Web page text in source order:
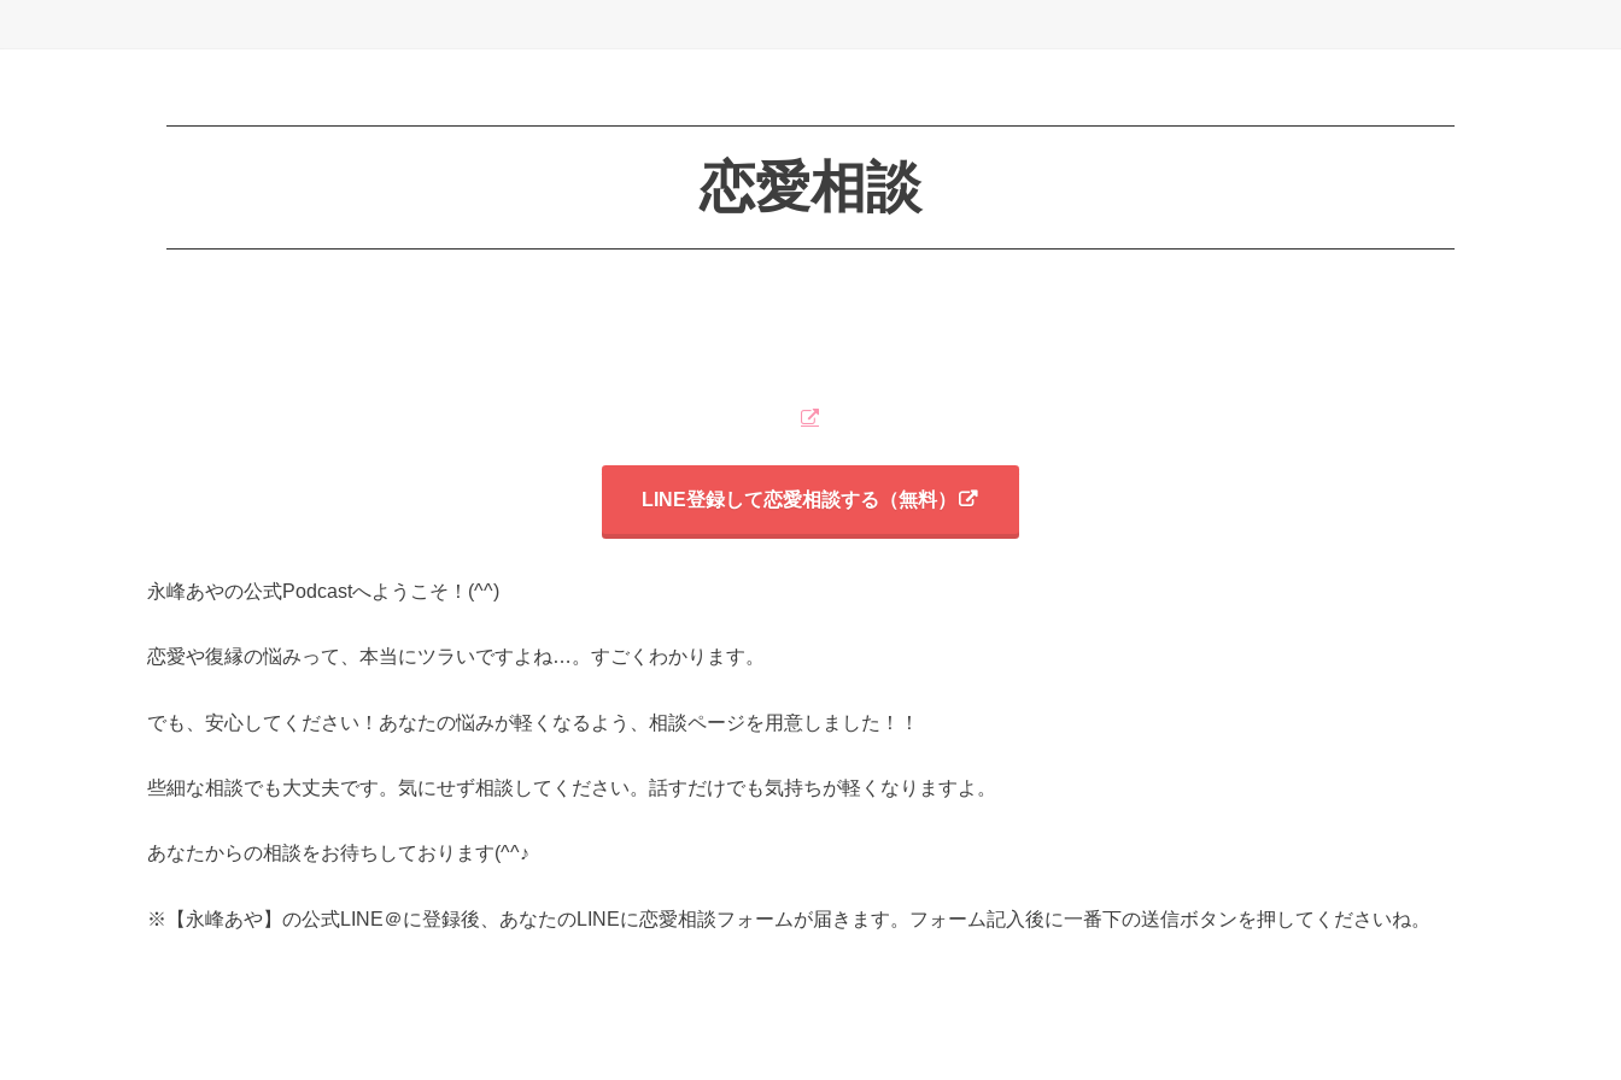
恋愛相談
LINE登録して恋愛相談する（無料）
永峰あやの公式Podcastへようこそ！(^^)
恋愛や復縁の悩みって、本当にツラいですよね…。すごくわかります。
でも、安心してください！あなたの悩みが軽くなるよう、相談ページを用意しました！！
些細な相談でも大丈夫です。気にせず相談してください。話すだけでも気持ちが軽くなりますよ。
あなたからの相談をお待ちしております(^^♪
※【永峰あや】の公式LINE＠に登録後、あなたのLINEに恋愛相談フォームが届きます。フォーム記入後に一番下の送信ボタンを押してくださいね。